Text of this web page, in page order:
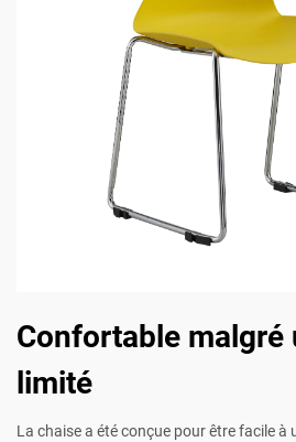
Confortable malgré
limité
La chaise a été conçue pour être facile à